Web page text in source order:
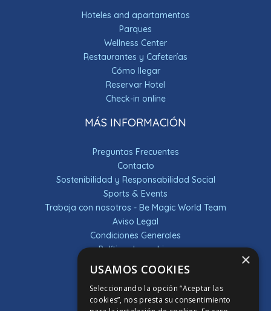
Hoteles and apartamentos
Parques
Wellness Center
Restaurantes y Cafeterías
Cómo llegar
Reservar Hotel
Check-in online
MÁS INFORMACIÓN
Preguntas Frecuentes
Contacto
Sostenibilidad y Responsabilidad Social
Sports & Events
Trabaja con nosotros - Be Magic World Team
Aviso Legal
Condiciones Generales
Política de cookies
Sorteos
DESCUBRE LA APP
×
USAMOS COOKIES
Seleccionando la opción “Aceptar las
cookies”, nos presta su consentimiento